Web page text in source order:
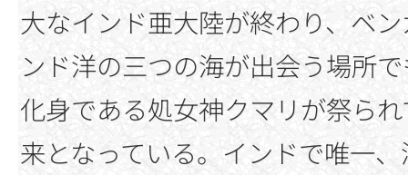
大なインド亜大陸が終わり、ベ
ンド洋の三つの海が出会う場所
化身である処女神クマリが祭ら
来となっている。インドで唯一